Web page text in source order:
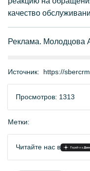
качество
Реклама. Молодцова
Источник: https://
Просмотров: 1313
Метки:
Читайте нас в